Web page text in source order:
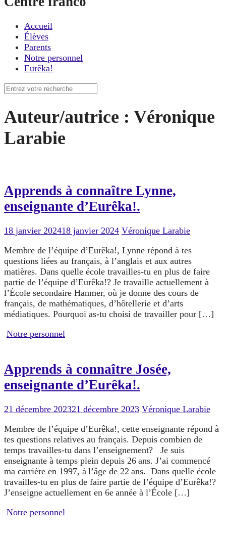
Accueil
Élèves
Parents
Notre personnel
Eurêka!
Recherche
Auteur/autrice : Véronique
Larabie
Apprends à connaître Lynne,
enseignante d’Eurêka!.
18 janvier 202418 janvier 2024 Véronique Larabie
Membre de l’équipe d’Eurêka!, Lynne répond à tes
questions liées au français, à l’anglais et aux autres
matières. Dans quelle école travailles-tu en plus de faire
partie de l’équipe d’Eurêka!? Je travaille actuellement à
l’École secondaire Hanmer, où je donne des cours de
français, de mathématiques, d’hôtellerie et d’arts
médiatiques. Pourquoi as-tu choisi de travailler pour […]
Notre personnel
Apprends à connaître Josée,
enseignante d’Eurêka!.
21 décembre 202321 décembre 2023 Véronique Larabie
Membre de l’équipe d’Eurêka!, cette enseignante répond à
tes questions relatives au français. Depuis combien de
temps travailles-tu dans l’enseignement? Je suis
enseignante à temps plein depuis 26 ans. J’ai commencé
ma carrière en 1997, à l’âge de 22 ans. Dans quelle école
travailles-tu en plus de faire partie de l’équipe d’Eurêka!?
J’enseigne actuellement en 6e année à l’École […]
Notre personnel